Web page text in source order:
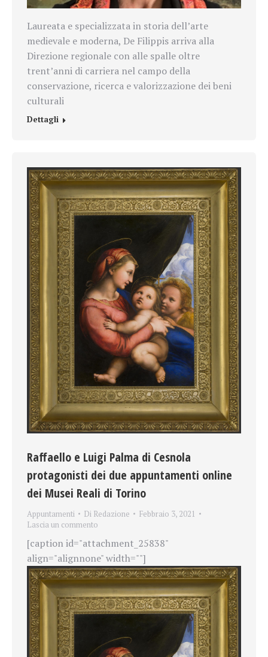
Laureata e specializzata in storia dell’arte
medievale e moderna, De Filippis arriva alla
Direzione regionale con alle spalle oltre
trent’anni di carriera nel campo della
conservazione, ricerca e valorizzazione dei beni
culturali
Dettagli
Raffaello e Luigi Palma di Cesnola
protagonisti dei due appuntamenti online
dei Musei Reali di Torino
Appuntamenti Di Redazione
Febbraio 3, 2021
Lascia un commento
[caption id="attachment_25838"
align="alignnone" width=""]